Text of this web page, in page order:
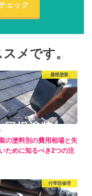
ェック
メです。
屋根塗装
の塗料別の費用相場と失
ために知るべき2つの注
付帯部修理